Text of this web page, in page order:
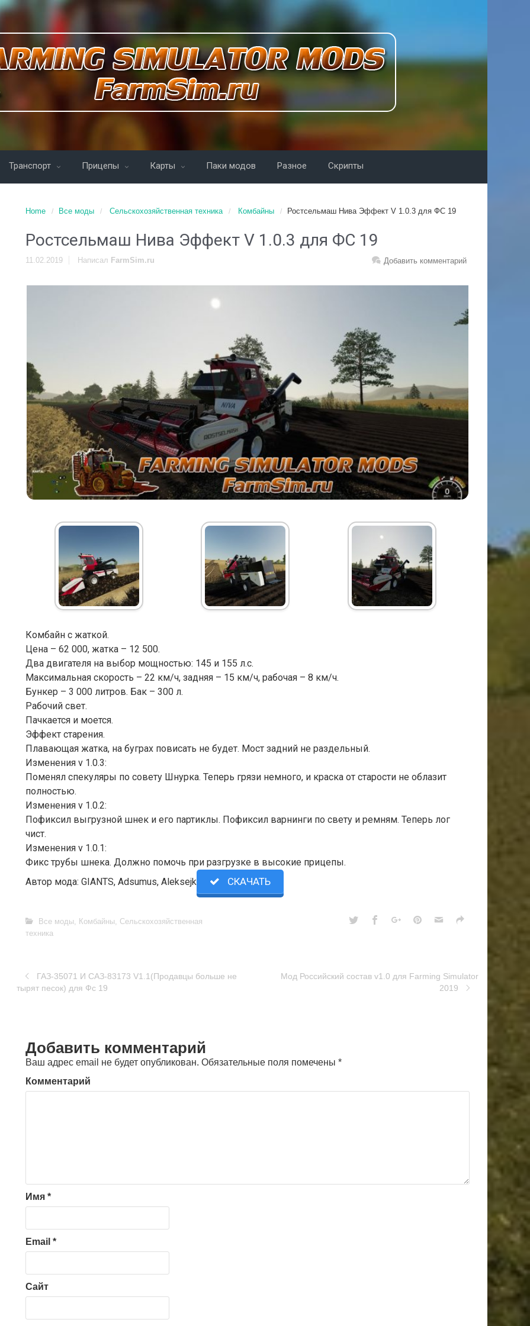
Транспорт Прицепы Карты Паки модов Разное Скрипты
Home Все моды Сельскохозяйственная техника Комбайны Ростсельмаш Нива Эффект V 1.0.3 для ФС 19
Ростсельмаш Нива Эффект V 1.0.3 для ФС 19
11.02.2019 Добавить комментарий
Написал FarmSim.ru
Комбайн с жаткой.
Цена – 62 000, жатка – 12 500.
Два двигателя на выбор мощностью: 145 и 155 л.с.
Максимальная скорость – 22 км/ч, задняя – 15 км/ч, рабочая – 8 км/ч.
Бункер – 3 000 литров. Бак – 300 л.
Рабочий свет.
Пачкается и моется.
Эффект старения.
Плавающая жатка, на буграх повисать не будет. Мост задний не раздельный.
Изменения v 1.0.3:
Поменял спекуляры по совету Шнурка. Теперь грязи немного, и краска от старости не облазит
полностью.
Изменения v 1.0.2:
Пофиксил выгрузной шнек и его партиклы. Пофиксил варнинги по свету и ремням. Теперь лог
чист.
Изменения v 1.0.1:
Фикс трубы шнека. Должно помочь при разгрузке в высокие прицепы.
Автор мода: GIANTS, Adsumus, Aleksejk
СКАЧАТЬ
Все моды, Комбайны, Сельскохозяйственная
техника
ГАЗ-35071 И САЗ-83173 V1.1(Продавцы больше не
тырят песок) для Фс 19
Moд Российский состав v1.0 для Farming Simulator
2019
Добавить комментарий
Ваш адрес email не будет опубликован. Обязательные поля помечены *
Комментарий
Имя *
Email *
Сайт